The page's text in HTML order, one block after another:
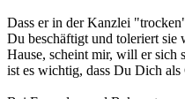
Dass er in der Kanzlei
Du beschäftigt und toleriert sie
Hause, scheint mir, will er sich
ist es wichtig, dass Du Dich als